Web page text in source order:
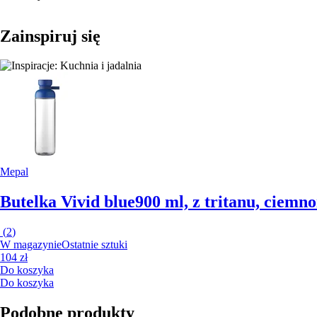
Zainspiruj się
Mepal
Butelka Vivid blue900 ml, z tritanu,
(2)
W magazynieOstatnie sztuki
104 zł
Do koszyka
Do koszyka
Podobne produkty